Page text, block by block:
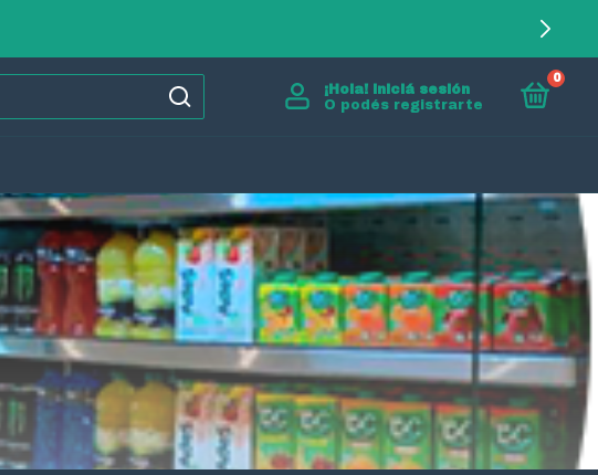
¡Hola! Iniciá sesión
O podés registrarte
0